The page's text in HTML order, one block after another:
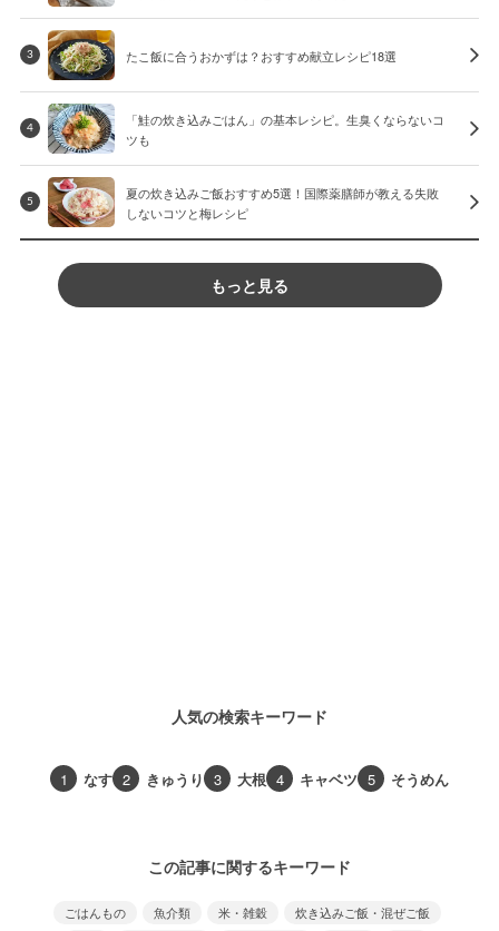
3 たこ飯に合うおかずは？おすすめ献立レシピ18選
4
「鮭の炊き込みごはん」の基本レシピ。生臭くならないコ
ツも
5
夏の炊き込みご飯おすすめ5選！国際薬膳師が教える失敗
しないコツと梅レシピ
もっと見る
人気の検索キーワード
1 なす 2 きゅうり 3 大根 4 キャベツ 5 そうめん
この記事に関するキーワード
ごはんもの 魚介類 米・雑穀
炊き込みご飯・混ぜご飯